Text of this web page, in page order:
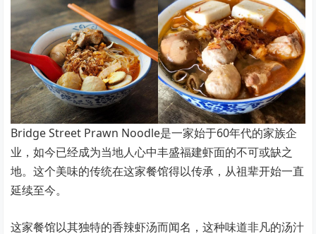
Bridge Street Prawn Noodle是一家始于60年代的家族企
业，如今已经成为当地人心中丰盛福建虾面的不可或缺之
地。这个美味的传统在这家餐馆得以传承，从祖辈开始一直
延续至今。
这家餐馆以其独特的香辣虾汤而闻名，这种味道非凡的汤汁